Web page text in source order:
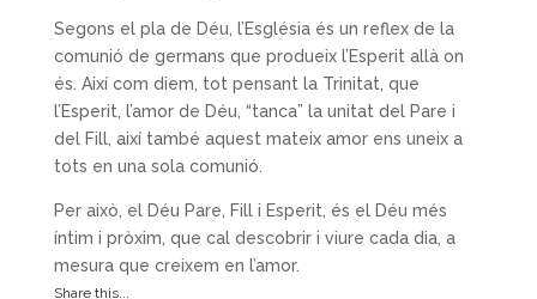
Segons el pla de Déu, l’Església és un reflex de la
comunió de germans que produeix l’Esperit allà on
és. Així com diem, tot pensant la Trinitat, que
l’Esperit, l’amor de Déu, “tanca” la unitat del Pare i
del Fill, així també aquest mateix amor ens uneix a
tots en una sola comunió.
Per això, el Déu Pare, Fill i Esperit, és el Déu més
íntim i pròxim, que cal descobrir i viure cada dia, a
mesura que creixem en l’amor.
Share this...